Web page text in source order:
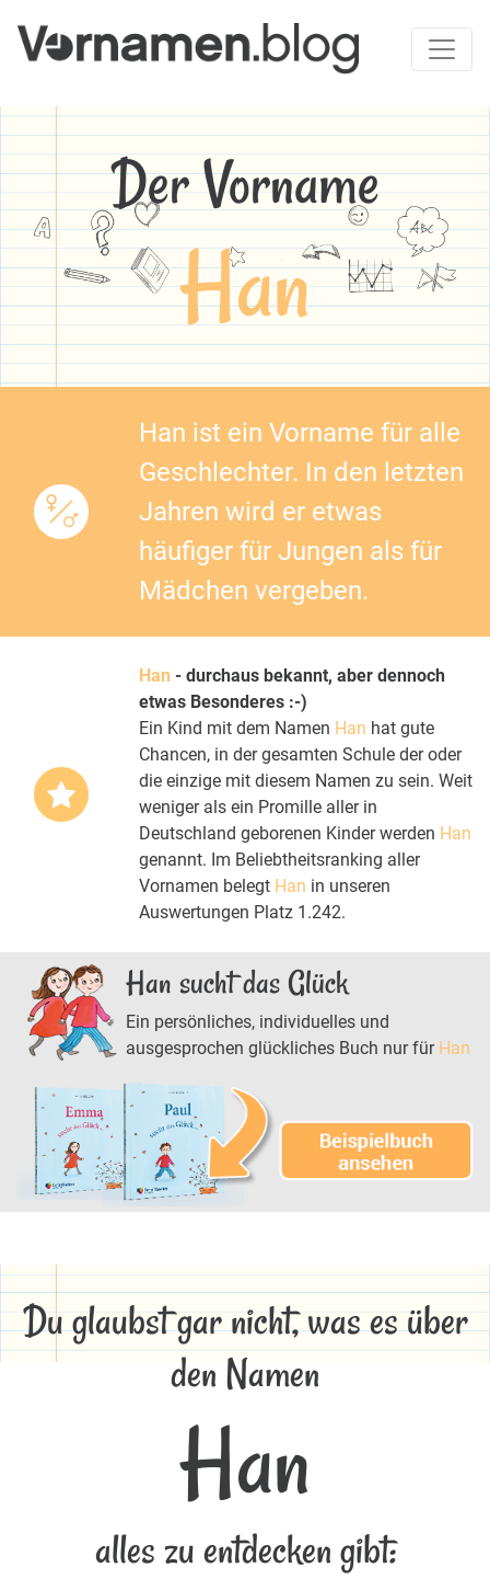
Der Vorname
Han
Han ist ein Vorname für alle
Geschlechter. In den letzten
Jahren wird er etwas
häufiger für Jungen als für
Mädchen vergeben.
Han - durchaus bekannt, aber dennoch
etwas Besonderes :-)
Ein Kind mit dem Namen Han hat gute
Chancen, in der gesamten Schule der oder
die einzige mit diesem Namen zu sein. Weit
weniger als ein Promille aller in
Deutschland geborenen Kinder werden Han
genannt. Im Beliebtheitsranking aller
Vornamen belegt Han in unseren
Auswertungen Platz 1.242.
Han sucht das Glück
Ein persönliches, individuelles und
ausgesprochen glückliches Buch nur für Han
Du glaubst gar nicht, was es über
den Namen
Han
alles zu entdecken gibt: